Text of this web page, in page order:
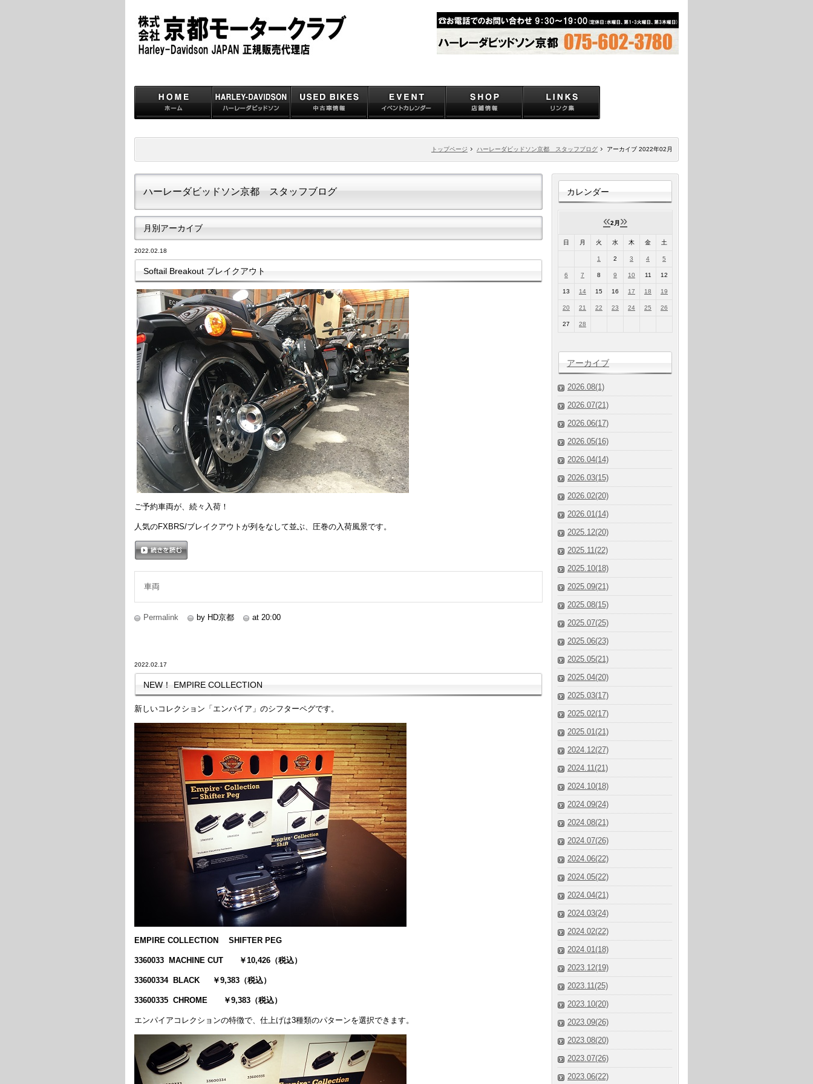
トップページ ハーレーダビッドソン京都 スタッフブログ アーカイブ 2022年02月
ハーレーダビッドソン京都 スタッフブログ
月別アーカイブ
2022.02.18
Softail Breakout ブレイクアウト
ご予約車両が、続々入荷！
人気のFXBRS/ブレイクアウトが列をなして並ぶ、圧巻の入荷風景です。
車両
Permalink by HD京都 at 20:00
2022.02.17
NEW！ EMPIRE COLLECTION
新しいコレクション「エンパイア」のシフターペグです。
EMPIRE COLLECTION SHIFTER PEG
3360033 MACHINE CUT ￥10,426（税込）
33600334 BLACK ￥9,383（税込）
33600335 CHROME ￥9,383（税込）
エンパイアコレクションの特徴で、仕上げは3種類のパターンを選択できます。
カレンダー
«2月 »
日 月 火 水 木 金 土
1 2 3 4 5
6 7 8 9 10 11 12
13 14 15 16 17 18 19
20 21 22 23 24 25 26
27 28
アーカイブ
2026.08(1)
2026.07(21)
2026.06(17)
2026.05(16)
2026.04(14)
2026.03(15)
2026.02(20)
2026.01(14)
2025.12(20)
2025.11(22)
2025.10(18)
2025.09(21)
2025.08(15)
2025.07(25)
2025.06(23)
2025.05(21)
2025.04(20)
2025.03(17)
2025.02(17)
2025.01(21)
2024.12(27)
2024.11(21)
2024.10(18)
2024.09(24)
2024.08(21)
2024.07(26)
2024.06(22)
2024.05(22)
2024.04(21)
2024.03(24)
2024.02(22)
2024.01(18)
2023.12(19)
2023.11(25)
2023.10(20)
2023.09(26)
2023.08(20)
2023.07(26)
2023.06(22)